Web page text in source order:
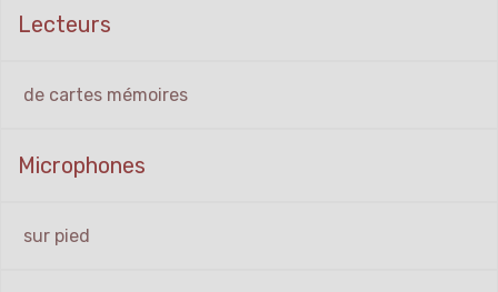
Lecteurs
de cartes mémoires
Microphones
sur pied